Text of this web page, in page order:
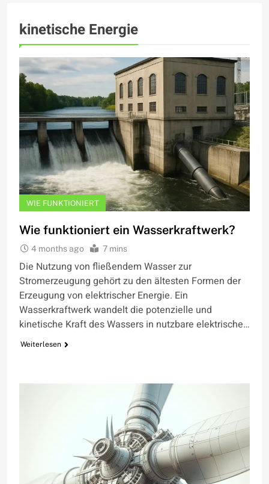
kinetische Energie
WIE FUNKTIONIERT
Wie funktioniert ein Wasserkraftwerk?
4 months ago 7 mins
Die Nutzung von fließendem Wasser zur
Stromerzeugung gehört zu den ältesten Formen der
Erzeugung von elektrischer Energie. Ein
Wasserkraftwerk wandelt die potenzielle und
kinetische Kraft des Wassers in nutzbare elektrische…
Weiterlesen